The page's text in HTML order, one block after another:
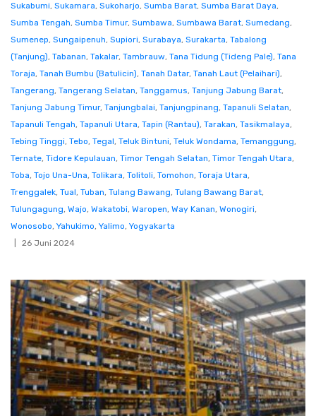
Sukabumi, Sukamara, Sukoharjo, Sumba Barat, Sumba Barat Daya,
Sumba Tengah, Sumba Timur, Sumbawa, Sumbawa Barat, Sumedang,
Sumenep, Sungaipenuh, Supiori, Surabaya, Surakarta, Tabalong
(Tanjung), Tabanan, Takalar, Tambrauw, Tana Tidung (Tideng Pale), Tana
Toraja, Tanah Bumbu (Batulicin), Tanah Datar, Tanah Laut (Pelaihari),
Tangerang, Tangerang Selatan, Tanggamus, Tanjung Jabung Barat,
Tanjung Jabung Timur, Tanjungbalai, Tanjungpinang, Tapanuli Selatan,
Tapanuli Tengah, Tapanuli Utara, Tapin (Rantau), Tarakan, Tasikmalaya,
Tebing Tinggi, Tebo, Tegal, Teluk Bintuni, Teluk Wondama, Temanggung,
Ternate, Tidore Kepulauan, Timor Tengah Selatan, Timor Tengah Utara,
Toba, Tojo Una-Una, Tolikara, Tolitoli, Tomohon, Toraja Utara,
Trenggalek, Tual, Tuban, Tulang Bawang, Tulang Bawang Barat,
Tulungagung, Wajo, Wakatobi, Waropen, Way Kanan, Wonogiri,
Wonosobo, Yahukimo, Yalimo, Yogyakarta
26 Juni 2024